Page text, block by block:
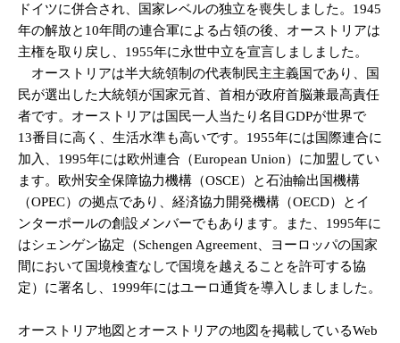
ドイツに併合され、国家レベルの独立を喪失しました。1945
年の解放と10年間の連合軍による占領の後、オーストリアは
主権を取り戻し、1955年に永世中立を宣言しましました。
オーストリアは半大統領制の代表制民主主義国であり、国
民が選出した大統領が国家元首、首相が政府首脳兼最高責任
者です。オーストリアは国民一人当たり名目GDPが世界で
13番目に高く、生活水準も高いです。1955年には国際連合に
加入、1995年には欧州連合（European Union）に加盟してい
ます。欧州安全保障協力機構（OSCE）と石油輸出国機構
（OPEC）の拠点であり、経済協力開発機構（OECD）とイ
ンターポールの創設メンバーでもあります。また、1995年に
はシェンゲン協定（Schengen Agreement、ヨーロッパの国家
間において国境検査なしで国境を越えることを許可する協
定）に署名し、1999年にはユーロ通貨を導入しましました。
オーストリア地図とオーストリアの地図を掲載しているWeb